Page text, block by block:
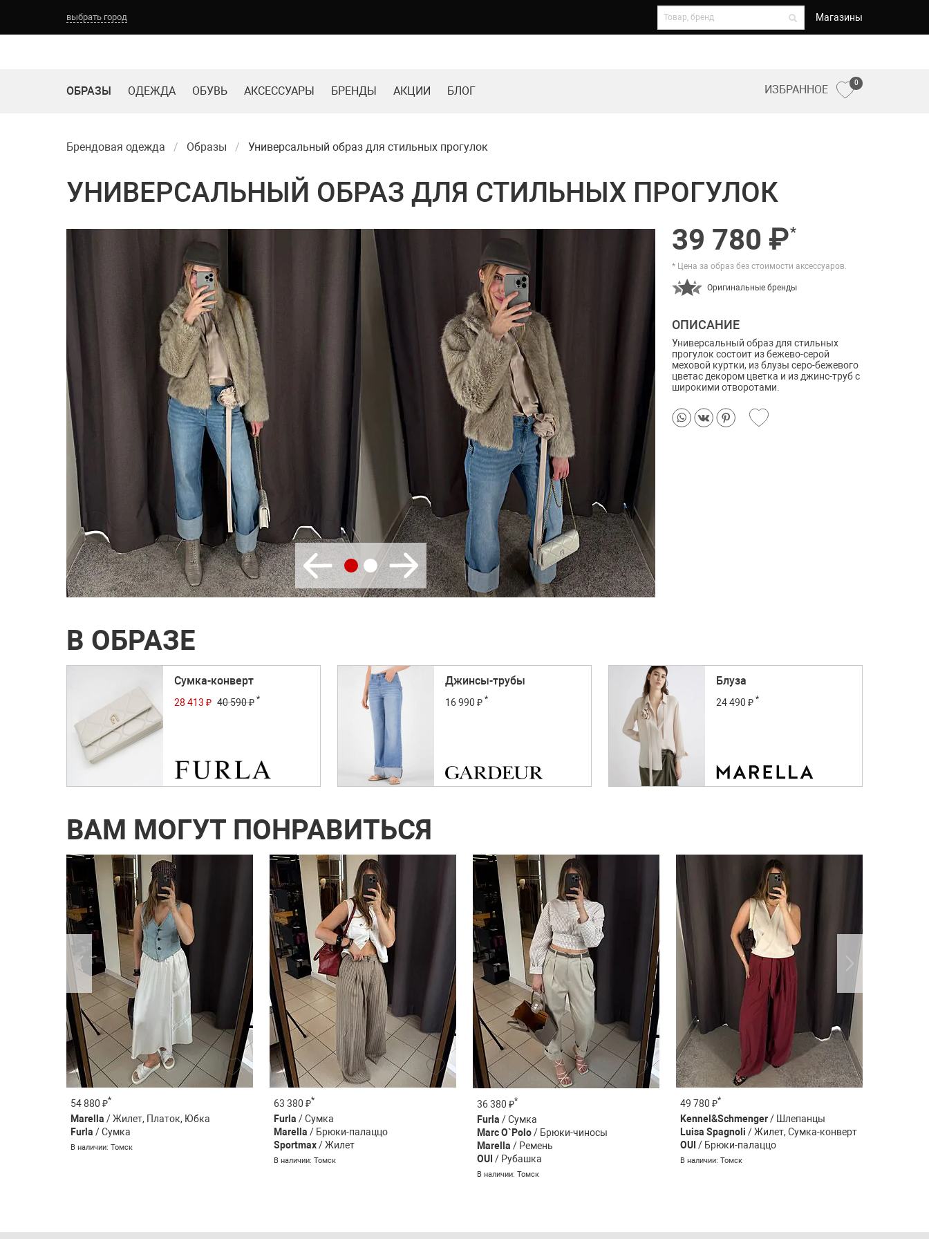
выбрать город Магазины
ОБРАЗЫ ОДЕЖДА ОБУВЬ АКСЕССУАРЫ БРЕНДЫ АКЦИИ БЛОГ ИЗБРАННОЕ
0
Брендовая одежда Образы Универсальный образ для стильных прогулок
УНИВЕРСАЛЬНЫЙ ОБРАЗ ДЛЯ СТИЛЬНЫХ ПРОГУЛОК
39 780 ₽*
* Цена за образ без стоимости аксессуаров.
Оригинальные бренды
ОПИСАНИЕ
Универсальный образ для стильных
прогулок состоит из бежево-серой
меховой куртки, из блузы серо-бежевого
цветас декором цветка и из джинс-труб с
широкими отворотами.
В ОБРАЗЕ
Сумка-конверт
28 413 ₽ 40 590 ₽ *
Джинсы-трубы
16 990 ₽ *
Блуза
24 490 ₽ *
ВАМ МОГУТ ПОНРАВИТЬСЯ
54 880 ₽*
Marella / Жилет, Платок, Юбка
Furla / Сумка
В наличии: Томск
63 380 ₽*
Furla / Сумка
Marella / Брюки-палаццо
Sportmax/ Жилет
В наличии: Томск
36 380 ₽*
Furla / Сумка
Marc O`Polo/ Брюки-чиносы
Marella / Ремень
OUI / Рубашка
В наличии: Томск
49 780 ₽*
Kennel&Schmenger/ Шлепанцы
Luisa Spagnoli / Жилет, Сумка-конверт
OUI / Брюки-палаццо
В наличии: Томск